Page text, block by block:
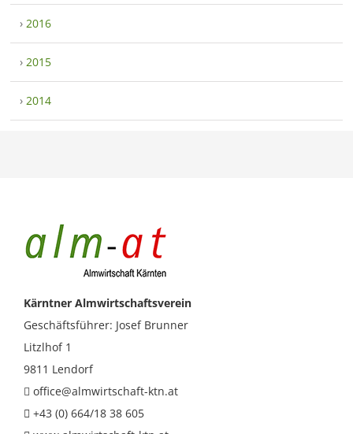
›2016
›2015
›2014
Kärntner Almwirtschaftsverein
Geschäftsführer: Josef Brunner
Litzlhof 1
9811 Lendorf
office@almwirtschaft-ktn.at
+43 (0) 664/18 38 605